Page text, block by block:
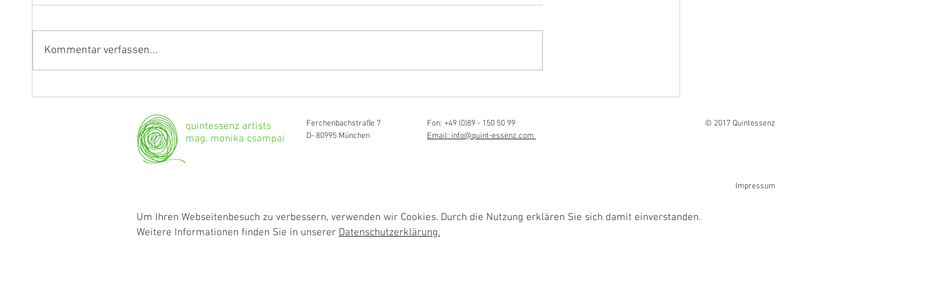
musikalische Grenzgängerin
Kommentar verfassen...
quintessenz artists
mag. monika csampai
Ferchenbachstraße 7
D- 80995 München
Fon: +49 (0)89 - 150 50 99
Email: info@quint-essenz.com
© 2017 Quintessenz
Impressum
Um Ihren Webseitenbesuch zu verbessern, verwenden wir Cookies. Durch die Nutzung erklären Sie sich damit einverstanden.
Weitere Informationen finden Sie in unserer Datenschutzerklärung.